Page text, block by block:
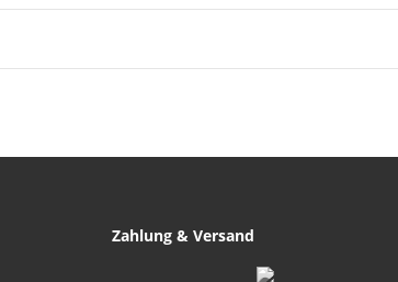
Zahlung & Versand